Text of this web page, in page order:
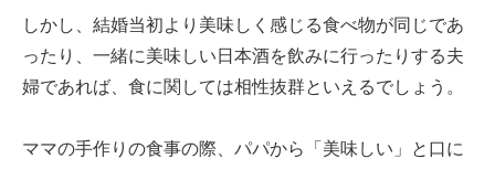
しかし、結婚当初より美味しく感じる食べ物が同じであ
ったり、一緒に美味しい日本酒を飲みに行ったりする夫
婦であれば、食に関しては相性抜群といえるでしょう。
ママの手作りの食事の際、パパから「美味しい」と口に